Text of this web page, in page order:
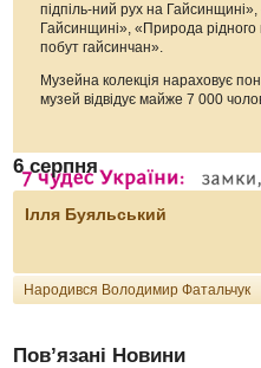
підпіль-ний рух на
Гайсинщині», «Природа
побут гайсинчан».
Музейна колекція нараховує
музей відвідує майже 7 000
6 серпня
Ілля Буяльський
Народився Володимир Фатальчук
Пов’язані Новини